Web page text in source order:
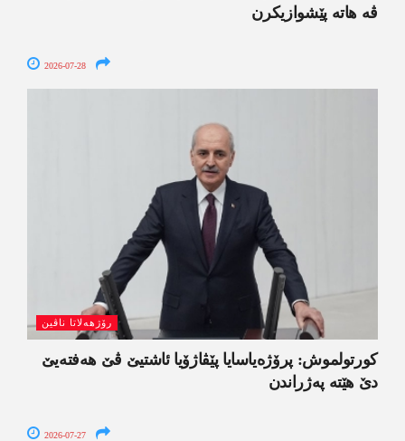
ڤە ھاتە پێشوازیکرن
2026-07-28
رۆژھەلاتا ناڤین
کورتولموش: پرۆژەیاسایا پێڤاژۆیا ئاشتیێ ڤێ ھەفتەیێ
دێ هێتە پەژراندن
2026-07-27